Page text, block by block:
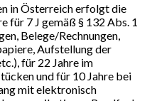
in Österreich erfolgt die
für 7 J gemäß § 132 Abs. 1
Belege/Rechnungen,
Aufstellung der
für 22 Jahre im
und für 10 Jahre bei
mit elektronisch